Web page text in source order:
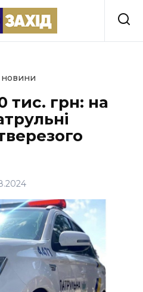
новини
тис. грн: на